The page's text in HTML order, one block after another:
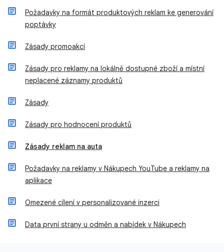
Požadavky na formát produktových reklam ke generování
poptávky
Zásady promoakcí
Zásady pro reklamy na lokálně dostupné zboží a místní
neplacené záznamy produktů
Zásady
Zásady pro hodnocení produktů
Zásady reklam na auta
Požadavky na reklamy v Nákupech YouTube a reklamy na
aplikace
Omezené cílení v personalizované inzerci
Data první strany u odměn a nabídek v Nákupech